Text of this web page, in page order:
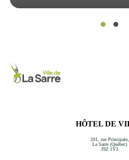
HÔTEL DE
201, rue Principale,
La Sarre (Québec)
J9Z 1Y3